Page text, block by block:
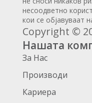
несоодветно
кои се објавуваат
Copyright ©
Нашата
За Нас
Производи
Кариера